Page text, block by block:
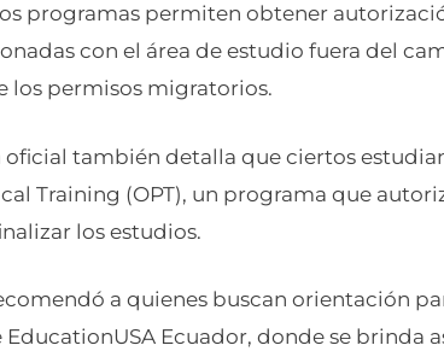
programas permiten obtener
con el área de estudio fuera del
los permisos migratorios.
también detalla que ciertos
Training (OPT), un programa que
los estudios.
a quienes buscan orientación
Ecuador, donde se brinda